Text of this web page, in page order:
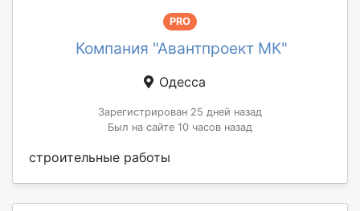
PRO
Компания "Авантпроект МК"
Одесса
Зарегистрирован 25 дней назад
Был на сайте 10 часов назад
строительные работы